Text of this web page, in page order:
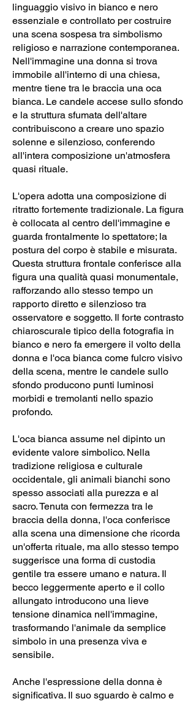
linguaggio visivo in bianco e nero
essenziale e controllato per costruire
una scena sospesa tra simbolismo
religioso e narrazione contemporanea.
Nell'immagine una donna si trova
immobile all'interno di una chiesa,
mentre tiene tra le braccia una oca
bianca. Le candele accese sullo sfondo
e la struttura sfumata dell'altare
contribuiscono a creare uno spazio
solenne e silenzioso, conferendo
all'intera composizione un'atmosfera
quasi rituale.
L'opera adotta una composizione di
ritratto fortemente tradizionale. La figura
è collocata al centro dell'immagine e
guarda frontalmente lo spettatore; la
postura del corpo è stabile e misurata.
Questa struttura frontale conferisce alla
figura una qualità quasi monumentale,
rafforzando allo stesso tempo un
rapporto diretto e silenzioso tra
osservatore e soggetto. Il forte contrasto
chiaroscurale tipico della fotografia in
bianco e nero fa emergere il volto della
donna e l'oca bianca come fulcro visivo
della scena, mentre le candele sullo
sfondo producono punti luminosi
morbidi e tremolanti nello spazio
profondo.
L'oca bianca assume nel dipinto un
evidente valore simbolico. Nella
tradizione religiosa e culturale
occidentale, gli animali bianchi sono
spesso associati alla purezza e al
sacro. Tenuta con fermezza tra le
braccia della donna, l'oca conferisce
alla scena una dimensione che ricorda
un'offerta rituale, ma allo stesso tempo
suggerisce una forma di custodia
gentile tra essere umano e natura. Il
becco leggermente aperto e il collo
allungato introducono una lieve
tensione dinamica nell'immagine,
trasformando l'animale da semplice
simbolo in una presenza viva e
sensibile.
Anche l'espressione della donna è
significativa. Il suo sguardo è calmo e